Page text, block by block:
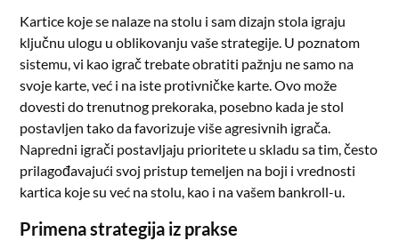
Kartice koje se nalaze na stolu i sam dizajn stola igraju
ključnu ulogu u oblikovanju vaše strategije. U poznatom
sistemu, vi kao igrač trebate obratiti pažnju ne samo na
svoje karte, već i na iste protivničke karte. Ovo može
dovesti do trenutnog prekoraka, posebno kada je stol
postavljen tako da favorizuje više agresivnih igrača.
Napredni igrači postavljaju prioritete u skladu sa tim, često
prilagođavajući svoj pristup temeljen na boji i vrednosti
kartica koje su već na stolu, kao i na vašem bankroll-u.
Primena strategija iz prakse